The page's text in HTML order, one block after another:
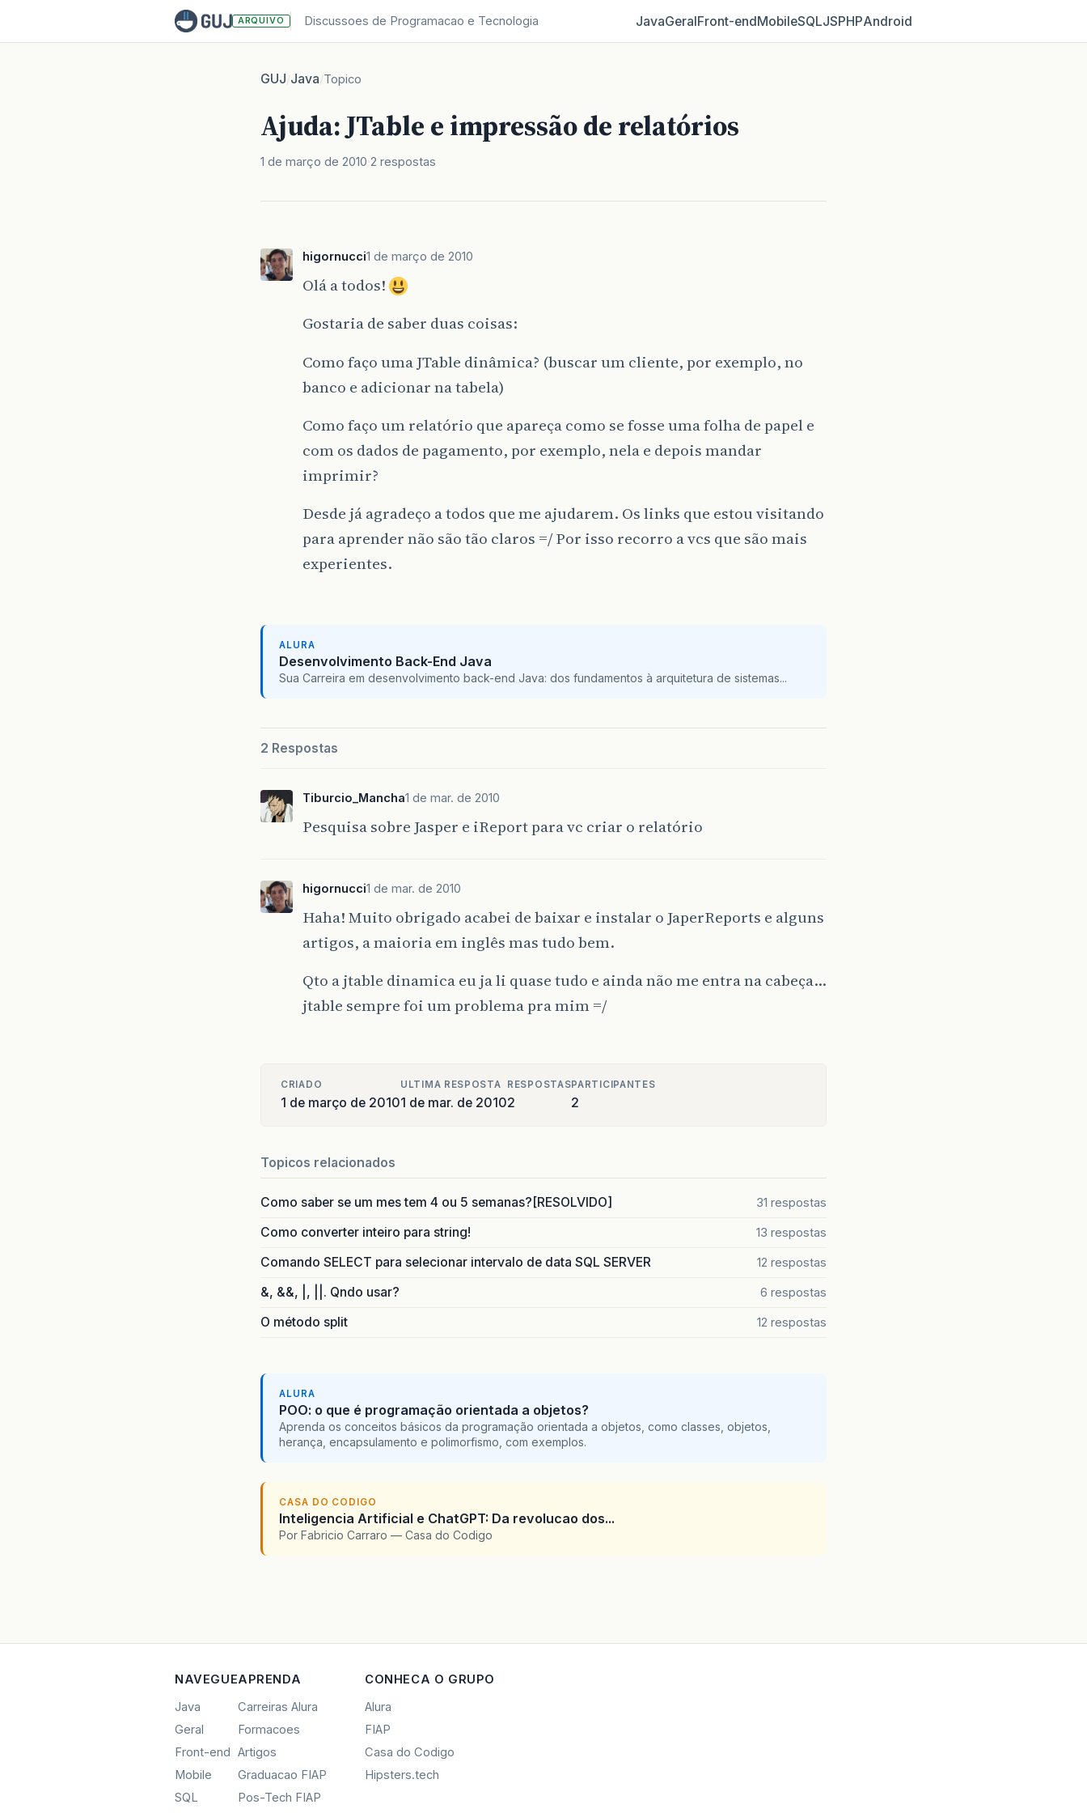
ARQUIVO Discussoes de Programacao e Tecnologia JavaGeralFront‑endMobileSQLJSPHPAndroid
GUJ/Java/Topico
Ajuda: JTable e impressão de relatórios
1 de março de 2010 2 respostas
higornucci1 de março de 2010
Olá a todos!
Gostaria de saber duas coisas:
Como faço uma JTable dinâmica? (buscar um cliente, por exemplo, no
banco e adicionar na tabela)
Como faço um relatório que apareça como se fosse uma folha de papel e
com os dados de pagamento, por exemplo, nela e depois mandar
imprimir?
Desde já agradeço a todos que me ajudarem. Os links que estou visitando
para aprender não são tão claros =/ Por isso recorro a vcs que são mais
experientes.
ALURA
Desenvolvimento Back-End Java
Sua Carreira em desenvolvimento back-end Java: dos fundamentos à arquitetura de sistemas...
2 Respostas
Tiburcio_Mancha1 de mar. de 2010
Pesquisa sobre Jasper e iReport para vc criar o relatório
higornucci1 de mar. de 2010
Haha! Muito obrigado acabei de baixar e instalar o JaperReports e alguns
artigos, a maioria em inglês mas tudo bem.
Qto a jtable dinamica eu ja li quase tudo e ainda não me entra na cabeça…
jtable sempre foi um problema pra mim =/
CRIADO
1 de março de 2010
ULTIMA RESPOSTA
1 de mar. de 2010
RESPOSTAS
2
PARTICIPANTES
2
Topicos relacionados
Como saber se um mes tem 4 ou 5 semanas?[RESOLVIDO] 31 respostas
Como converter inteiro para string! 13 respostas
Comando SELECT para selecionar intervalo de data SQL SERVER 12 respostas
&, &&, |, ||. Qndo usar? 6 respostas
O método split 12 respostas
ALURA
POO: o que é programação orientada a objetos?
Aprenda os conceitos básicos da programação orientada a objetos, como classes, objetos,
herança, encapsulamento e polimorfismo, com exemplos.
CASA DO CODIGO
Inteligencia Artificial e ChatGPT: Da revolucao dos...
Por Fabricio Carraro — Casa do Codigo
NAVEGUE
Java
Geral
Front-end
Mobile
SQL
APRENDA
Carreiras Alura
Formacoes
Artigos
Graduacao FIAP
Pos-Tech FIAP
CONHECA O GRUPO
Alura
FIAP
Casa do Codigo
Hipsters.tech